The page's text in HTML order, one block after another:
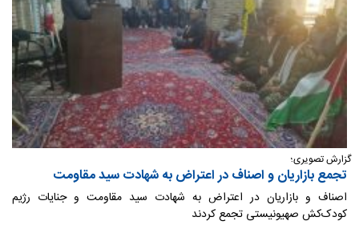
گزارش تصویری؛
تجمع بازاریان و اصناف در اعتراض به شهادت سید مقاومت
اصناف و بازاریان در اعتراض به شهادت سید مقاومت و جنایات رژیم
کودک‌کش صهیونیستی تجمع کردند